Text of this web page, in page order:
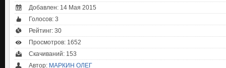
Добавлен: 14 Мая 2015
Голосов: 3
Рейтинг: 30
Просмотров: 1652
Скачиваний: 153
Автор: МАРКИН ОЛЕГ